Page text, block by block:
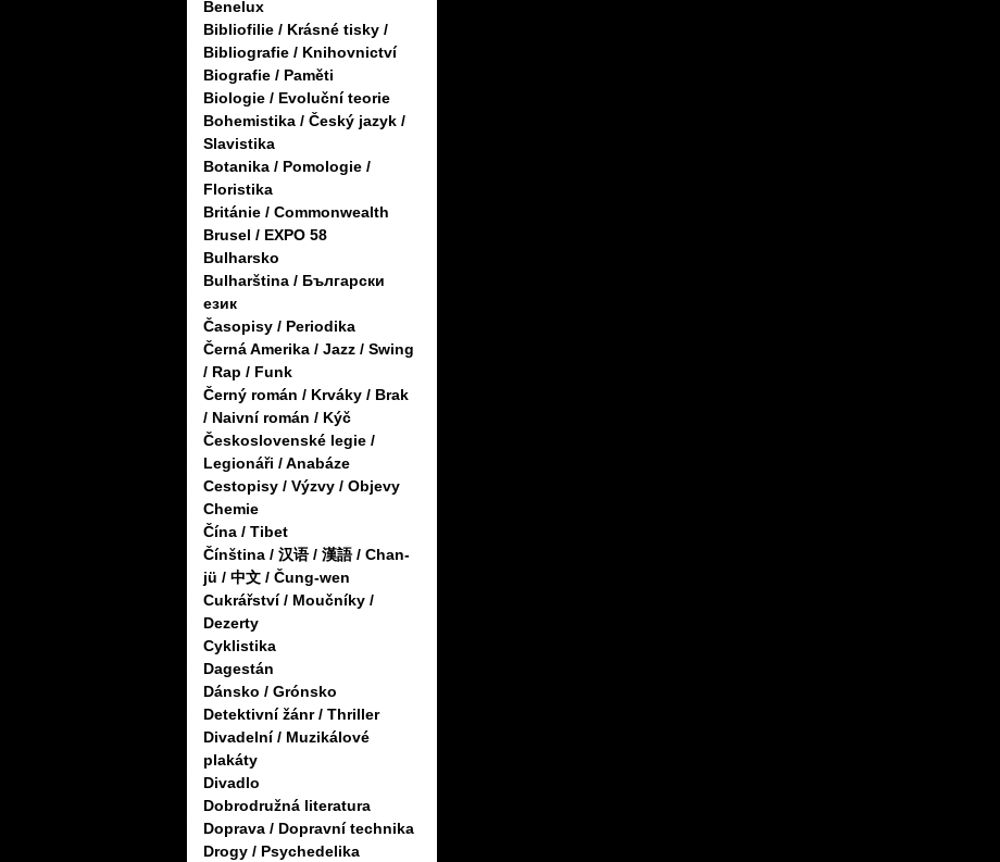
Benelux
Bibliofilie / Krásné tisky /
Bibliografie / Knihovnictví
Biografie / Paměti
Biologie / Evoluční teorie
Bohemistika / Český jazyk /
Slavistika
Botanika / Pomologie /
Floristika
Británie / Commonwealth
Brusel / EXPO 58
Bulharsko
Bulharština / Български
език
Časopisy / Periodika
Černá Amerika / Jazz / Swing
/ Rap / Funk
Černý román / Krváky / Brak
/ Naivní román / Kýč
Československé legie /
Legionáři / Anabáze
Cestopisy / Výzvy / Objevy
Chemie
Čína / Tibet
Čínština / 汉语 / 漢語 / Chan-
jü / 中文 / Čung-wen
Cukrářství / Moučníky /
Dezerty
Cyklistika
Dagestán
Dánsko / Grónsko
Detektivní žánr / Thriller
Divadelní / Muzikálové
plakáty
Divadlo
Dobrodružná literatura
Doprava / Dopravní technika
Drogy / Psychedelika